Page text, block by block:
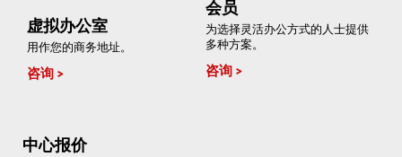
虚拟办公室
用作您的商务地址。
咨询
会员
为选择灵活办公方式的人士提供
多种方案。
咨询
中心报价